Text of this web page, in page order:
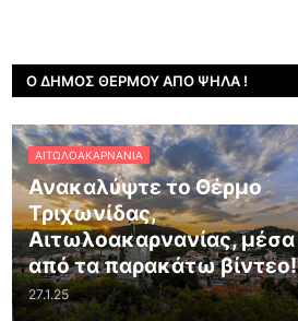
Ο ΔΉΜΟΣ ΘΈΡΜΟΥ ΑΠΌ ΨΗΛΆ !
ΑΙΤΩΛΟΑΚΑΡΝΑΝΊΑ
Ανακαλύψτε το Θέρμο
Τριχωνίδας,
Αιτωλοακαρνανίας, μέσα
από τα παρακάτω βίντεο!
27.1.25